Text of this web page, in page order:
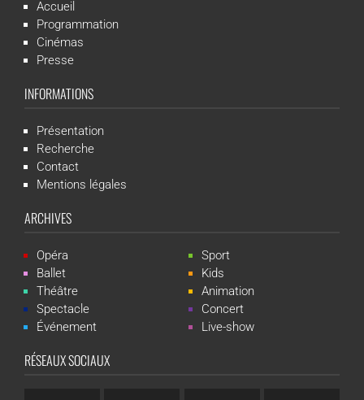
Accueil
Programmation
Cinémas
Presse
INFORMATIONS
Présentation
Recherche
Contact
Mentions légales
ARCHIVES
Opéra
Ballet
Théâtre
Spectacle
Événement
Sport
Kids
Animation
Concert
Live-show
RÉSEAUX SOCIAUX